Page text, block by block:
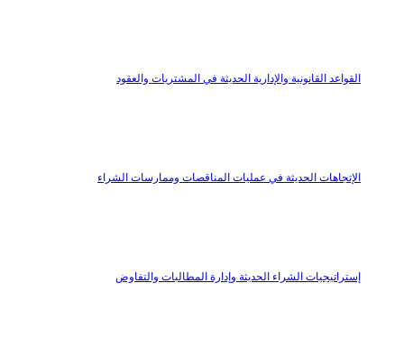
القواعد القانونية والإدارية الحديثة في المشتريات والعقود
الإتجاهات الحديثة في عمليات المناقصات وممارسات الشراء
إستراتيجيات الشراء الحديثة وإدارة المطالبات والتفاوض